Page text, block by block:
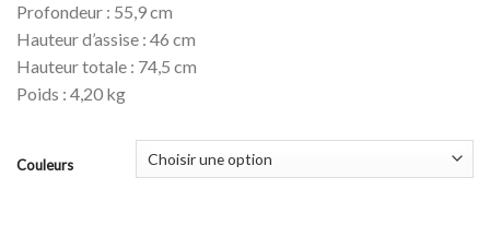
Profondeur : 55,9 cm
Hauteur d’assise : 46 cm
Hauteur totale : 74,5 cm
Poids : 4,20 kg
Couleurs